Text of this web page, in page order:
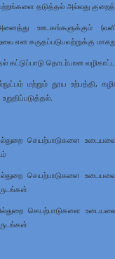
தடுத்தல் அல்லது
ஊடகங்களுக்கும் (வளி,
என கருதப்படுபவற்றுக்கு
கட்டுப்பாடு தொடர்பான
மற்றும் தூய உற்பத்தி,
செயற்பாடுகளை உடையவை
செயற்பாடுகளை உடையவை
செயற்பாடுகளை உடையவை